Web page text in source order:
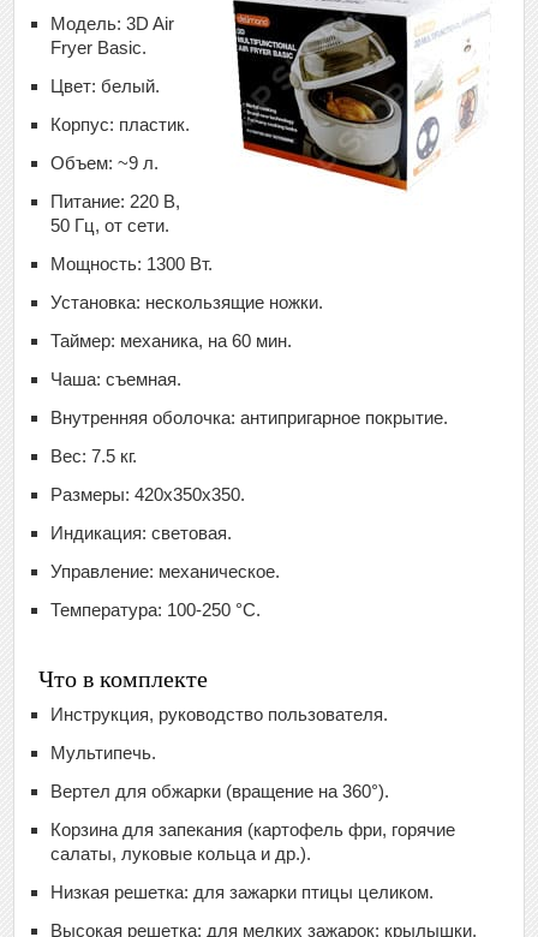
Модель: 3D Air
Fryer Basic.
Цвет: белый.
Корпус: пластик.
Объем: ~9 л.
Питание: 220 В,
50 Гц, от сети.
Мощность: 1300 Вт.
Установка: нескользящие ножки.
Таймер: механика, на 60 мин.
Чаша: съемная.
Внутренняя оболочка: антипригарное покрытие.
Вес: 7.5 кг.
Размеры: 420х350х350.
Индикация: световая.
Управление: механическое.
Температура: 100-250 °С.
Что в комплекте
Инструкция, руководство пользователя.
Мультипечь.
Вертел для обжарки (вращение на 360°).
Корзина для запекания (картофель фри, горячие
салаты, луковые кольца и др.).
Низкая решетка: для зажарки птицы целиком.
Высокая решетка: для мелких зажарок: крылышки,